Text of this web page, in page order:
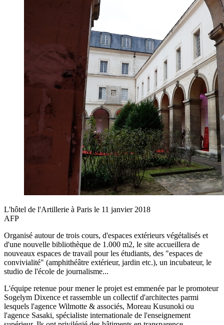
L'hôtel de l'Artillerie à Paris le 11 janvier 2018
AFP
Organisé autour de trois cours, d'espaces extérieurs végétalisés et
d'une nouvelle bibliothèque de 1.000 m2, le site accueillera de
nouveaux espaces de travail pour les étudiants, des "espaces de
convivialité" (amphithéâtre extérieur, jardin etc.), un incubateur, le
studio de l'école de journalisme...
L'équipe retenue pour mener le projet est emmenée par le promoteur
Sogelym Dixence et rassemble un collectif d'architectes parmi
lesquels l'agence Wilmotte & associés, Moreau Kusunoki ou
l'agence Sasaki, spécialiste internationale de l'enseignement